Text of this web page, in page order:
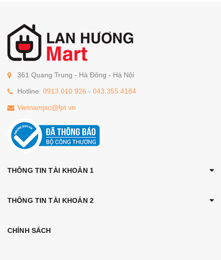
361 Quang Trung - Hà Đông - Hà Nội
Hotline: 0913.010.926 - 043.355.4184
Vietnamjsc@fpt.vn
THÔNG TIN TÀI KHOẢN 1
THÔNG TIN TÀI KHOẢN 2
CHÍNH SÁCH